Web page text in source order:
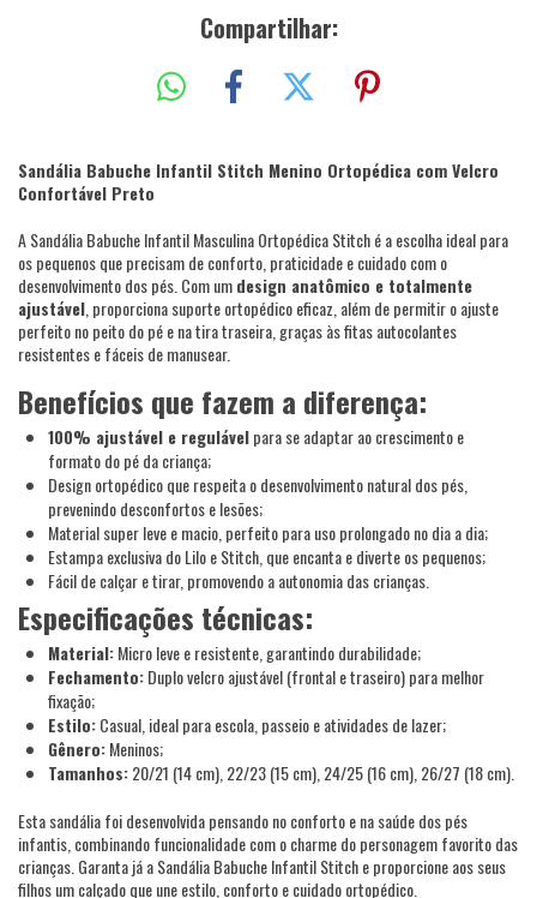
Compartilhar:
Sandália Babuche Infantil Stitch Menino Ortopédica com Velcro
Confortável Preto
A Sandália Babuche Infantil Masculina Ortopédica Stitch é a escolha ideal para
os pequenos que precisam de conforto, praticidade e cuidado com o
desenvolvimento dos pés. Com umdesign anatômico e totalmente
ajustável , proporciona suporte ortopédico eficaz, além de permitir o ajuste
perfeito no peito do pé e na tira traseira, graças às fitas autocolantes
resistentes e fáceis de manusear.
Benefícios que fazem a diferença:
100% ajustável e regulávelpara se adaptar ao crescimento e
formato do pé da criança;
Design ortopédico que respeita o desenvolvimento natural dos pés,
prevenindo desconfortos e lesões;
Material super leve e macio, perfeito para uso prolongado no dia a dia;
Estampa exclusiva do Lilo e Stitch, que encanta e diverte os pequenos;
Fácil de calçar e tirar, promovendo a autonomia das crianças.
Especificações técnicas:
Material:Micro leve e resistente, garantindo durabilidade;
Fechamento:Duplo velcro ajustável (frontal e traseiro) para melhor
fixação;
Estilo:Casual, ideal para escola, passeio e atividades de lazer;
Gênero:Meninos;
Tamanhos:20/21 (14 cm), 22/23 (15 cm), 24/25 (16 cm), 26/27 (18 cm).
Esta sandália foi desenvolvida pensando no conforto e na saúde dos pés
infantis, combinando funcionalidade com o charme do personagem favorito das
crianças. Garanta já a Sandália Babuche Infantil Stitch e proporcione aos seus
filhos um calçado que une estilo, conforto e cuidado ortopédico.